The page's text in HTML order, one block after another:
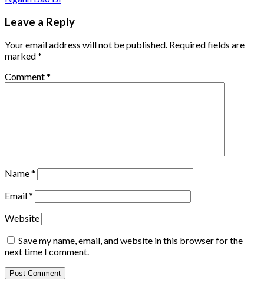
Leave a Reply
Your email address will not be published. Required fields are
marked*
Comment*
Name*
Email*
Website
Save my name, email, and website in this browser for the
next time I comment.